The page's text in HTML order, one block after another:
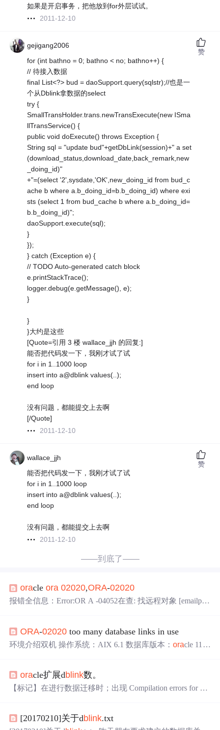
如果是开启事务，把他放到for外层试试。
2011-12-10
gejigang2006
for (int bathno = 0; bathno < no; bathno++) {
// 待接入数据
final List<?> bud = daoSupport.query(sqlstr);//也是一
个从Dblink拿数据的select
try {
SmallTransHolder.trans.newTransExecute(new ISma
llTransService() {
public void doExecute() throws Exception {
String sql = "update bud"+getDbLink(session)+" a set
(download_status,download_date,back_remark,new
_doing_id)"
+"=(select '2',sysdate,'OK',new_doing_id from bud_c
ache b where a.b_doing_id=b.b_doing_id) where exi
sts (select 1 from bud_cache b where a.b_doing_id=
b.b_doing_id)";
daoSupport.execute(sql);
}
});
} catch (Exception e) {
// TODO Auto-generated catch block
e.printStackTrace();
logger.debug(e.getMessage(), e);
}
}
}大约是这些
[Quote=引用 3 楼 wallace_jjh 的回复:]
能否把代码发一下，我刚才试了试
for i in 1..1000 loop
insert into a@dblink values(..);
end loop
没有问题，都能提交上去啊
[/Quote]
2011-12-10
赞
wallace_jjh
能否把代码发一下，我刚才试了试
for i in 1..1000 loop
insert into a@dblink values(..);
end loop
没有问题，都能提交上去啊
2011-12-10
赞
——到底了——
oracleora 02020,ORA-02020
报错全信息：Error:OR A -04052在查: 找远程对象 [emailprot
储过程中使用了大量的DBlink，产生以上报错。网上找到
与此参数有关：open_linksSQL>show parameter open_links;
ORA-02020 too many database links in use
环境介绍双机 操作系统：AIX 6.1 数据库版本：oracle 11g
查询语句时，报ORA-02020
误，注意，是通过dbink连接不同的数据库，如果是连接相
oracle扩展dblink数。
【标记】在进行数据迁移时；出现 Compilation errors for PR
e_db.g_account@MZRA_ALLORA
[20170210]关于dblink.txt